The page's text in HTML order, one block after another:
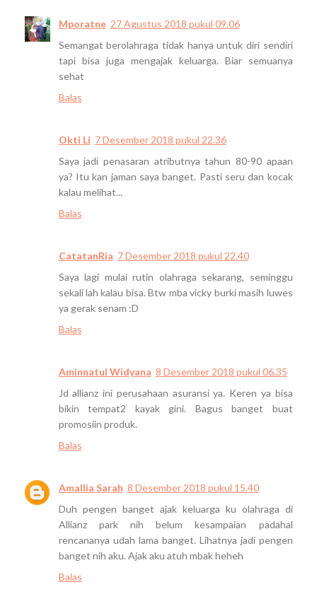
Mporatne 27 Agustus 2018 pukul 09.06
Semangat berolahraga tidak hanya untuk diri sendiri
tapi bisa juga mengajak keluarga. Biar semuanya
sehat
Balas
Okti Li 7 Desember 2018 pukul 22.36
Saya jadi penasaran atributnya tahun 80-90 apaan
ya? Itu kan jaman saya banget. Pasti seru dan kocak
kalau melihat...
Balas
CatatanRia 7 Desember 2018 pukul 22.40
Saya lagi mulai rutin olahraga sekarang, seminggu
sekali lah kalau bisa. Btw mba vicky burki masih luwes
ya gerak senam :D
Balas
Aminnatul Widyana 8 Desember 2018 pukul 06.35
Jd allianz ini perusahaan asuransi ya. Keren ya bisa
bikin tempat2 kayak gini. Bagus banget buat
promosiin produk.
Balas
Amallia Sarah 8 Desember 2018 pukul 15.40
Duh pengen banget ajak keluarga ku olahraga di
Allianz park nih belum kesampaian padahal
rencananya udah lama banget. Lihatnya jadi pengen
banget nih aku. Ajak aku atuh mbak heheh
Balas